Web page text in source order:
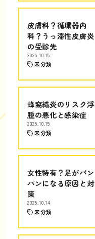
皮膚科？循環器内
科？うっ滞性皮膚炎
の受診先
2025.10.15
未分類
蜂窩織炎のリスク浮
腫の悪化と感染症
2025.10.15
未分類
女性特有？足がパン
パンになる原因と対
策
2025.10.14
未分類